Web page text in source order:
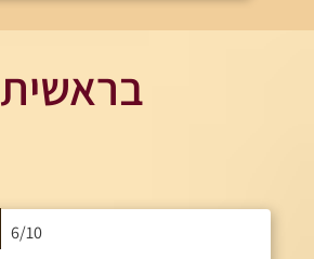
בראשית
6/10